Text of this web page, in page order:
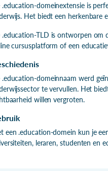
.education-domeinextensie is
Het biedt een herkenbare
.education-TLD is ontworpen om
cursusplatform of een
.education-domeinnaam werd
te vervullen. Het
willen vergroten.
een .education-domein kun je
leraren, studenten en